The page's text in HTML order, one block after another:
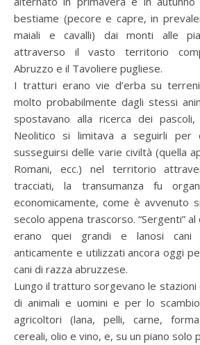
bestiame (pecore e capre, in
maiali e cavalli) dai monti alle
attraverso il vasto territorio
Abruzzo e il Tavoliere pugliese.
I tratturi erano vie d’erba su
molto probabilmente dagli stessi
spostavano alla ricerca dei pascoli,
Neolitico si limitava a seguirli per
susseguirsi delle varie civiltà (quella
Romani, ecc.) nel territorio
tracciati, la transumanza fu
economicamente, come è avvenuto
secolo appena trascorso. “Sergenti”
erano quei grandi e lanosi cani
anticamente e utilizzati ancora oggi
cani di razza abruzzese.
Lungo il tratturo sorgevano le
di animali e uomini e per lo
agricoltori (lana, pelli, carne,
cereali, olio e vino, e, su un piano solo